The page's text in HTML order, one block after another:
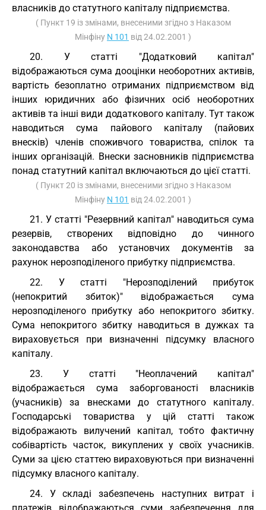
власників до статутного капіталу підприємства.
( Пункт 19 із змінами, внесеними згідно з Наказом
Мінфіну N 101 від 24.02.2001 )
20. У статті "Додатковий капітал"
відображаються сума дооцінки необоротних активів,
вартість безоплатно отриманих підприємством від
інших юридичних або фізичних осіб необоротних
активів та інші види додаткового капіталу. Тут також
наводиться сума пайового капіталу (пайових
внесків) членів споживчого товариства, спілок та
інших організацій. Внески засновників підприємства
понад статутний капітал включаються до цієї статті.
( Пункт 20 із змінами, внесеними згідно з Наказом
Мінфіну N 101 від 24.02.2001 )
21. У статті "Резервний капітал" наводиться сума
резервів, створених відповідно до чинного
законодавства або установчих документів за
рахунок нерозподіленого прибутку підприємства.
22. У статті "Нерозподілений прибуток
(непокритий збиток)" відображається сума
нерозподіленого прибутку або непокритого збитку.
Сума непокритого збитку наводиться в дужках та
вираховується при визначенні підсумку власного
капіталу.
23. У статті "Неоплачений капітал"
відображається сума заборгованості власників
(учасників) за внесками до статутного капіталу.
Господарські товариства у цій статті також
відображають вилучений капітал, тобто фактичну
собівартість часток, викуплених у своїх учасників.
Суми за цією статтею вираховуються при визначенні
підсумку власного капіталу.
24. У складі забезпечень наступних витрат і